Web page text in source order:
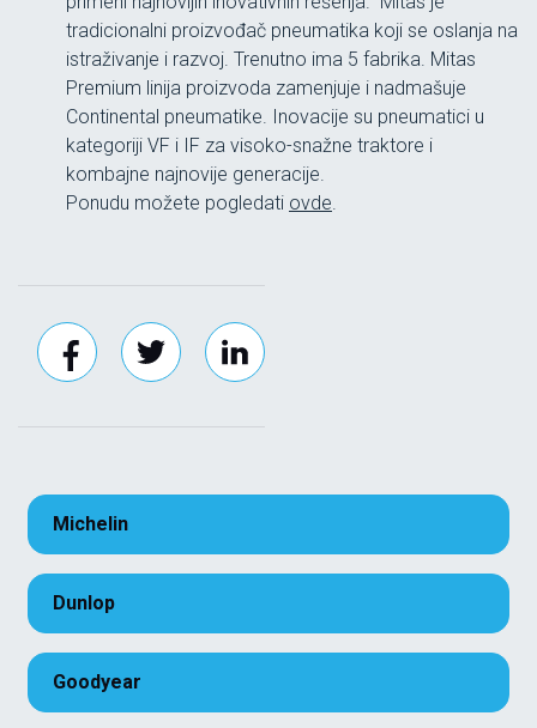
tradicionalni proizvođač pneumatika koji se oslanja na
istraživanje i razvoj. Trenutno ima 5 fabrika. Mitas
Premium linija proizvoda zamenjuje i nadmašuje
Continental pneumatike. Inovacije su pneumatici u
kategoriji VF i IF za visoko-snažne traktore i
kombajne najnovije generacije.
Ponudu možete pogledati ovde
Michelin
Dunlop
Goodyear